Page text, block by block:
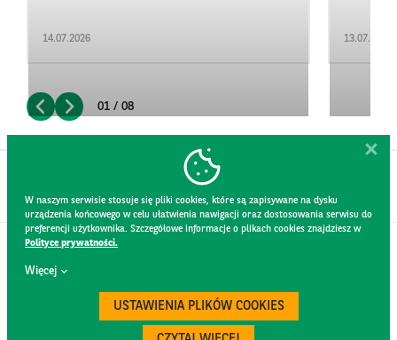
14.07.2026 13.07.2026
01 / 08
W naszym serwisie stosuje się pliki cookies, które są zapisywane na dysku
urządzenia końcowego w celu ułatwienia nawigacji oraz dostosowania serwisu do
preferencji użytkownika. Szczegółowe informacje o plikach cookies znajdziesz w
Polityce prywatności.
Więcej
USTAWIENIA PLIKÓW COOKIES
KONTAKT
REGULAMIN STRONY
POLITYKA PRYWATNOŚCI